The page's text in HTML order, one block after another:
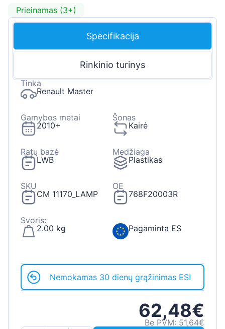
Prieinamas (3+)
Specifikacija
Rinkinio turinys
Tinka
Renault Master
Gamybos metai
2010+
Šonas
Kairė
Ratų bazė
LWB
Medžiaga
Plastikas
SKU
CM 11170_LAMP
OE
768F20003R
Svoris:
2.00 kg
Pagaminta ES
Nemokamas 30 dienų grąžinimas ES!
62,48€
Be PVM: 51,64€